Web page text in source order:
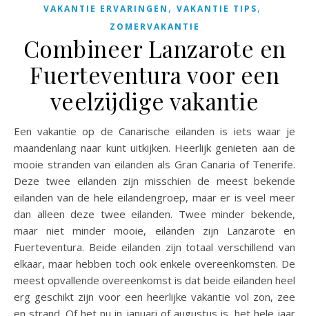
VAKANTIE ERVARINGEN , VAKANTIE TIPS,
ZOMERVAKANTIE
Combineer Lanzarote en
Fuerteventura voor een
veelzijdige vakantie
Een vakantie op de Canarische eilanden is iets waar je
maandenlang naar kunt uitkijken. Heerlijk genieten aan de
mooie stranden van eilanden als Gran Canaria of Tenerife.
Deze twee eilanden zijn misschien de meest bekende
eilanden van de hele eilandengroep, maar er is veel meer
dan alleen deze twee eilanden. Twee minder bekende,
maar niet minder mooie, eilanden zijn Lanzarote en
Fuerteventura. Beide eilanden zijn totaal verschillend van
elkaar, maar hebben toch ook enkele overeenkomsten. De
meest opvallende overeenkomst is dat beide eilanden heel
erg geschikt zijn voor een heerlijke vakantie vol zon, zee